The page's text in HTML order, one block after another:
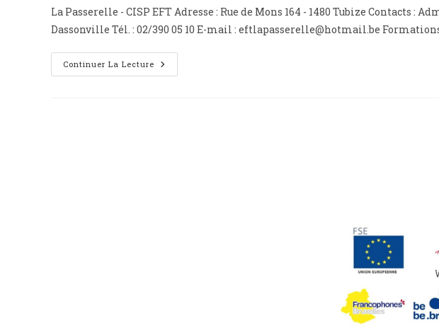
publication :
La Passerelle - CISP EFT Adresse : Rue de Mons 164 - 1480 Tubize Contacts :
Dassonville Tél. : 02/390 05 10 E-mail : eftlapasserelle@hotmail.be
Continuer La Lecture La
Passerelle